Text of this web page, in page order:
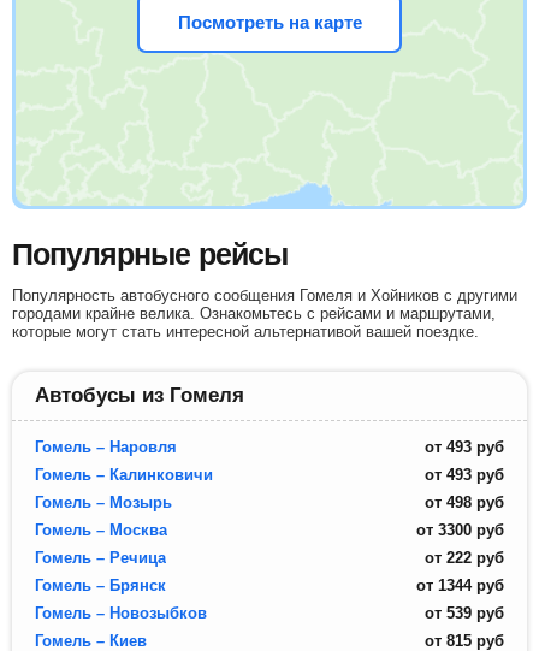
Посмотреть на карте
Популярные рейсы
Популярность автобусного сообщения Гомеля и Хойников с другими
городами крайне велика. Ознакомьтесь с рейсами и маршрутами,
которые могут стать интересной альтернативой вашей поездке.
Автобусы из Гомеля
Гомель – Наровля от 493 руб
Гомель – Калинковичи
от 493 руб
Гомель – Мозырь
от 498 руб
Гомель – Москва
от 3300 руб
Гомель – Речица
от 222 руб
Гомель – Брянск
от 1344 руб
Гомель – Новозыбков
от 539 руб
Гомель – Киев
от 815 руб